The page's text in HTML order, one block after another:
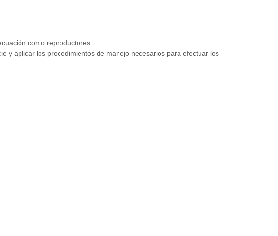
como reproductores.
y aplicar los procedimientos de manejo necesarios para efectuar los